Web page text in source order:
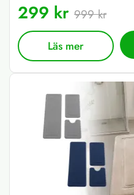
299 kr 999 kr
Läs mer